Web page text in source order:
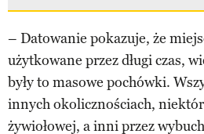
– Datowanie pokazuje, że
użytkowane przez długi czas,
były to masowe pochówki.
innych okolicznościach,
żywiołowej, a inni przez